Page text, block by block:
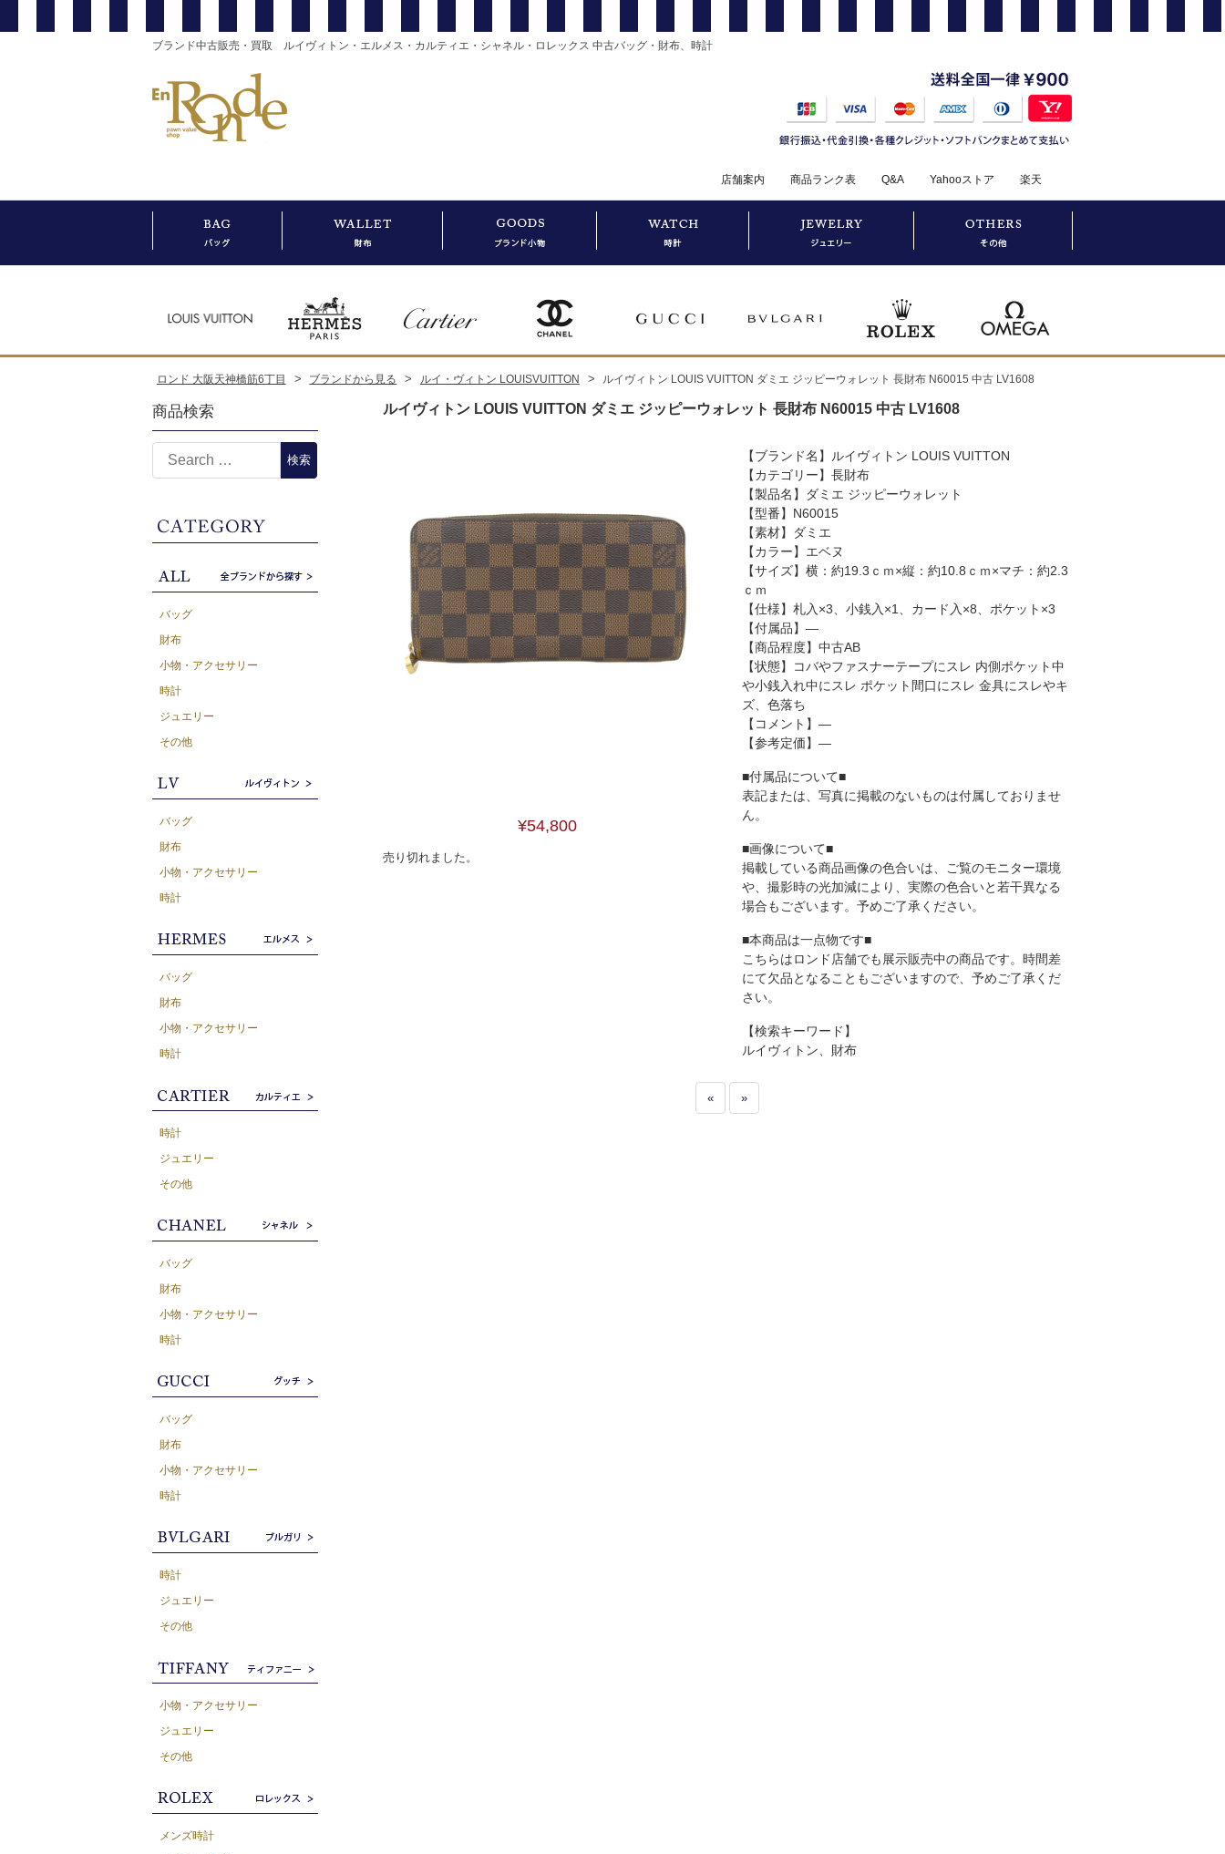
ブランド中古販売・買取 ルイヴィトン・エルメス・カルティエ・シャネル・ロレックス 中古バッグ・財布、時計
店舗案内 商品ランク表 Q&A Yahooストア 楽天
ロンド 大阪天神橋筋6丁目 > ブランドから見る > ルイ・ヴィトン LOUISVUITTON > ルイヴィトン LOUIS VUITTON ダミエ ジッピーウォレット 長財布 N60015 中古 LV1608
ルイヴィトン LOUIS VUITTON ダミエ ジッピーウォレット 長財布 N60015 中古 LV1608
¥54,800
売り切れました。
【ブランド名】ルイヴィトン LOUIS VUITTON
【カテゴリー】長財布
【製品名】ダミエ ジッピーウォレット
【型番】N60015
【素材】ダミエ
【カラー】エベヌ
【サイズ】横：約19.3ｃｍ×縦：約10.8ｃｍ×マチ：約2.3
ｃｍ
【仕様】札入×3、小銭入×1、カード入×8、ポケット×3
【付属品】―
【商品程度】中古AB
【状態】コバやファスナーテープにスレ 内側ポケット中
や小銭入れ中にスレ ポケット間口にスレ 金具にスレやキ
ズ、色落ち
【コメント】―
【参考定価】―
■付属品について■
表記または、写真に掲載のないものは付属しておりませ
ん。
■画像について■
掲載している商品画像の色合いは、ご覧のモニター環境
や、撮影時の光加減により、実際の色合いと若干異なる
場合もございます。予めご了承ください。
■本商品は一点物です■
こちらはロンド店舗でも展示販売中の商品です。時間差
にて欠品となることもございますので、予めご了承くだ
さい。
【検索キーワード】
ルイヴィトン、財布
« »
商品検索
バッグ
財布
小物・アクセサリー
時計
ジュエリー
その他
バッグ
財布
小物・アクセサリー
時計
バッグ
財布
小物・アクセサリー
時計
時計
ジュエリー
その他
バッグ
財布
小物・アクセサリー
時計
バッグ
財布
小物・アクセサリー
時計
時計
ジュエリー
その他
小物・アクセサリー
ジュエリー
その他
メンズ時計